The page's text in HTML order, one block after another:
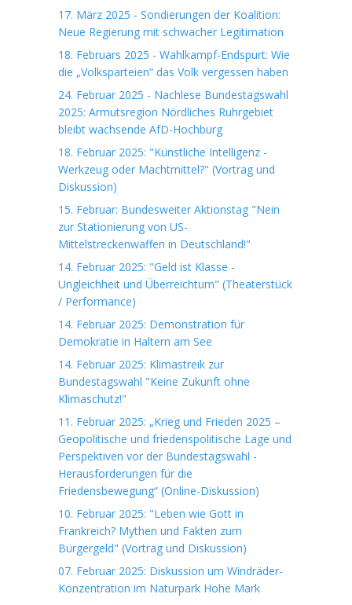
17. März 2025 - Sondierungen der Koalition:
Neue Regierung mit schwacher Legitimation
18. Februars 2025 - Wahlkampf-Endspurt: Wie
die „Volksparteien“ das Volk vergessen haben
24. Februar 2025 - Nachlese Bundestagswahl
2025: Armutsregion Nördliches Ruhrgebiet
bleibt wachsende AfD-Hochburg
18. Februar 2025: "Künstliche Intelligenz -
Werkzeug oder Machtmittel?" (Vortrag und
Diskussion)
15. Februar: Bundesweiter Aktionstag "Nein
zur Stationierung von US-
Mittelstreckenwaffen in Deutschland!"
14. Februar 2025: "Geld ist Klasse -
Ungleichheit und Überreichtum" (Theaterstück
/ Performance)
14. Februar 2025: Demonstration für
Demokratie in Haltern am See
14. Februar 2025: Klimastreik zur
Bundestagswahl "Keine Zukunft ohne
Klimaschutz!"
11. Februar 2025: „Krieg und Frieden 2025 –
Geopolitische und friedenspolitische Lage und
Perspektiven vor der Bundestagswahl -
Herausforderungen für die
Friedensbewegung“ (Online-Diskussion)
10. Februar 2025: "Leben wie Gott in
Frankreich? Mythen und Fakten zum
Bürgergeld" (Vortrag und Diskussion)
07. Februar 2025: Diskussion um Windräder-
Konzentration im Naturpark Hohe Mark